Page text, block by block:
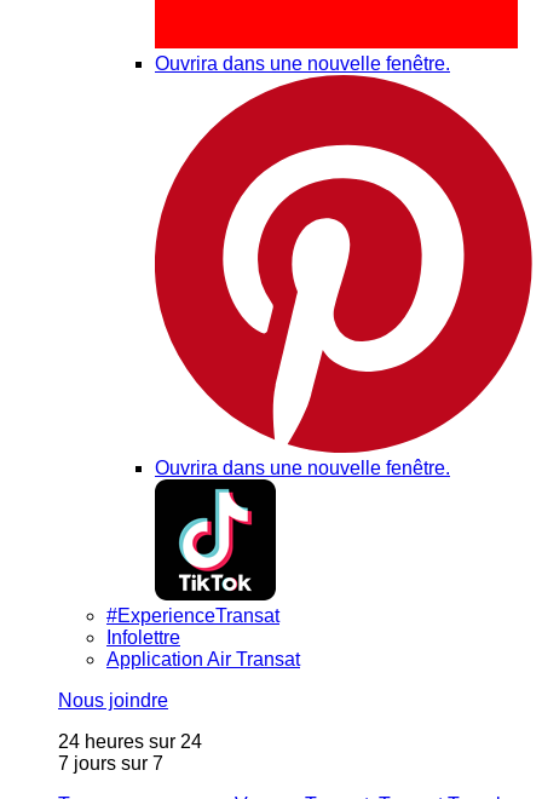
Ouvrira dans une nouvelle fenêtre.
Ouvrira dans une nouvelle fenêtre.
#ExperienceTransat
Infolettre
Application Air Transat
Nous joindre
24 heures sur 24
7 jours sur 7